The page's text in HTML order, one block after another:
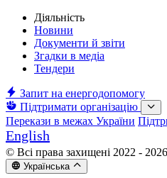
Діяльність
Новини
Документи й звіти
Згадки в медіа
Тендери
Запит на енергодопомогу
Підтримати організацію
Перекази в межах України
English
© Всі права захищені 2022 - 2026
Українська